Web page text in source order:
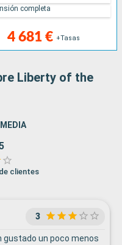
4 681 € +Tasas
completa
Liberty of the
clientes
3
gustado un poco menos